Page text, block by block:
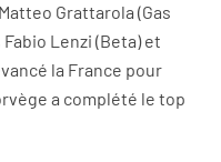
Grattarola (Gas
Lenzi (Beta) et
la France pour
a complété le top